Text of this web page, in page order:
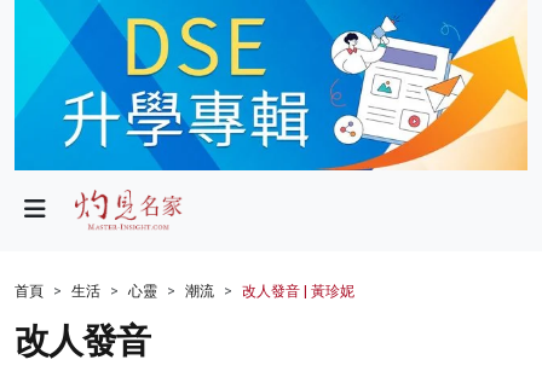
政局
財經
生活
首頁 生活 心靈 潮流 改人發音 | 黃珍妮
改人發音